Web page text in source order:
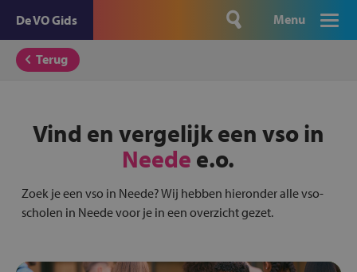
De VO Gids Menu
Terug
Vind en vergelijk een vso in
Neede e.o.
Zoek je een vso in Neede? Wij hebben hieronder alle vso-
scholen in Neede voor je in een overzicht gezet.